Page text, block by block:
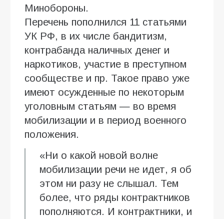
Минобороны.
Перечень пополнился 11 статьями
УК РФ, в их числе бандитизм,
контрабанда наличных денег и
наркотиков, участие в преступном
сообществе и пр. Такое право уже
имеют осужденные по некоторым
уголовным статьям — во время
мобилизации и в период военного
положения.
«Ни о какой новой волне
мобилизации речи не идет, я об
этом ни разу не слышал. Тем
более, что ряды контрактников
пополняются. И контрактники, и